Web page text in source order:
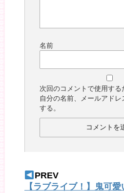
名前
次回のコメントで使用する
自分の名前、メールアド
する。
PREV
【ラブライブ！】鬼可